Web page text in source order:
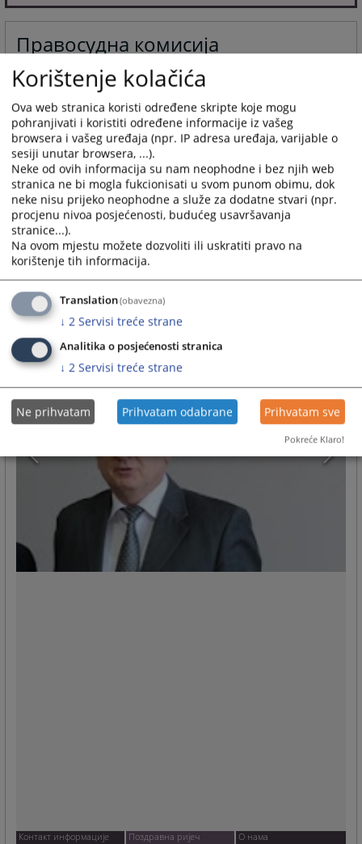
Правосудна комисија
Контакт информације Поздравна ријеч О нама
Korištenje kolačića
Ova web stranica koristi određene skripte koje mogu
pohranjivati i koristiti određene informacije iz vašeg
browsera i vašeg uređaja (npr. IP adresa uređaja, varijable o
sesiji unutar browsera, ...).
Neke od ovih informacija su nam neophodne i bez njih web
stranica ne bi mogla fukcionisati u svom punom obimu, dok
neke nisu prijeko neophodne a služe za dodatne stvari (npr.
procjenu nivoa posjećenosti, budućeg usavršavanja
stranice...).
Na ovom mjestu možete dozvoliti ili uskratiti pravo na
korištenje tih informacija.
Translation(obavezna)
↓ 2 Servisi treće strane
Analitika o posjećenosti stranica
↓ 2 Servisi treće strane
Ne prihvatam Prihvatam odabrane Prihvatam sve
Pokreće Klaro!